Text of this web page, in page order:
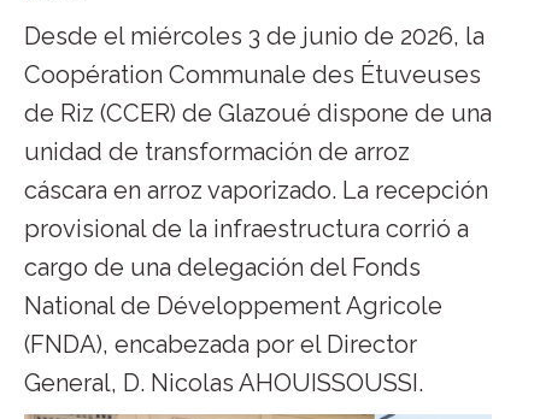
Desde el miércoles 3 de junio de 2026, la
Coopération Communale des Étuveuses
de Riz (CCER) de Glazoué dispone de una
unidad de transformación de arroz
cáscara en arroz vaporizado. La recepción
provisional de la infraestructura corrió a
cargo de una delegación del Fonds
National de Développement Agricole
(FNDA), encabezada por el Director
General, D. Nicolas AHOUISSOUSSI.